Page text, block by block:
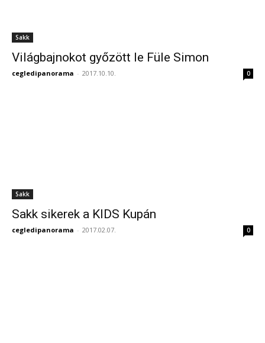
Sakk
Világbajnokot győzött le Füle Simon
cegledipanorama - 2017.10.10. 0
Sakk
Sakk sikerek a KIDS Kupán
cegledipanorama - 2017.02.07. 0